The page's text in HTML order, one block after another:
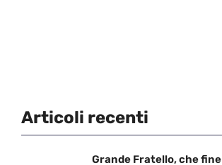
Articoli recenti
Grande Fratello, che fine